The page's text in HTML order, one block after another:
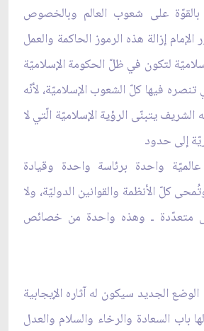
على شعوب العالم وبالخصوص
إزالة هذه الرموز الحاكمة والعمل
لتكون في ظلّ الحكومة الإسلاميّة
تنصره فيها كلّ الشعوب الإسلاميّة، لأنّه
يتبنّى الرؤية الإسلاميّة الّتي لا
إلى حدود
واحدة برئاسة واحدة وقيادة
كلّ الأنظمة والقوانين الدوليّة، ولا
متعدّدة ـ وهذه واحدة من خصائص
الجديد سيكون له آثاره الإيجابية
باب السعادة والرخاء والسلام والعدل